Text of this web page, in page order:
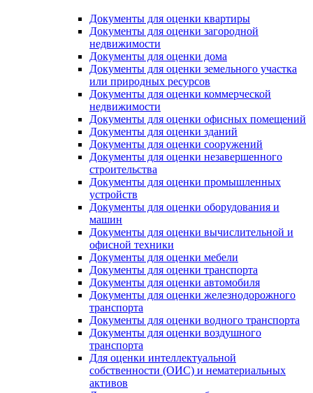
Документы для оценки квартиры
Документы для оценки загородной
недвижимости
Документы для оценки дома
Документы для оценки земельного участка
или природных ресурсов
Документы для оценки коммерческой
недвижимости
Документы для оценки офисных помещений
Документы для оценки зданий
Документы для оценки сооружений
Документы для оценки незавершенного
строительства
Документы для оценки промышленных
устройств
Документы для оценки оборудования и
машин
Документы для оценки вычислительной и
офисной техники
Документы для оценки мебели
Документы для оценки транспорта
Документы для оценки автомобиля
Документы для оценки железнодорожного
транспорта
Документы для оценки водного транспорта
Документы для оценки воздушного
транспорта
Для оценки интеллектуальной
собственности (ОИС) и нематериальных
активов